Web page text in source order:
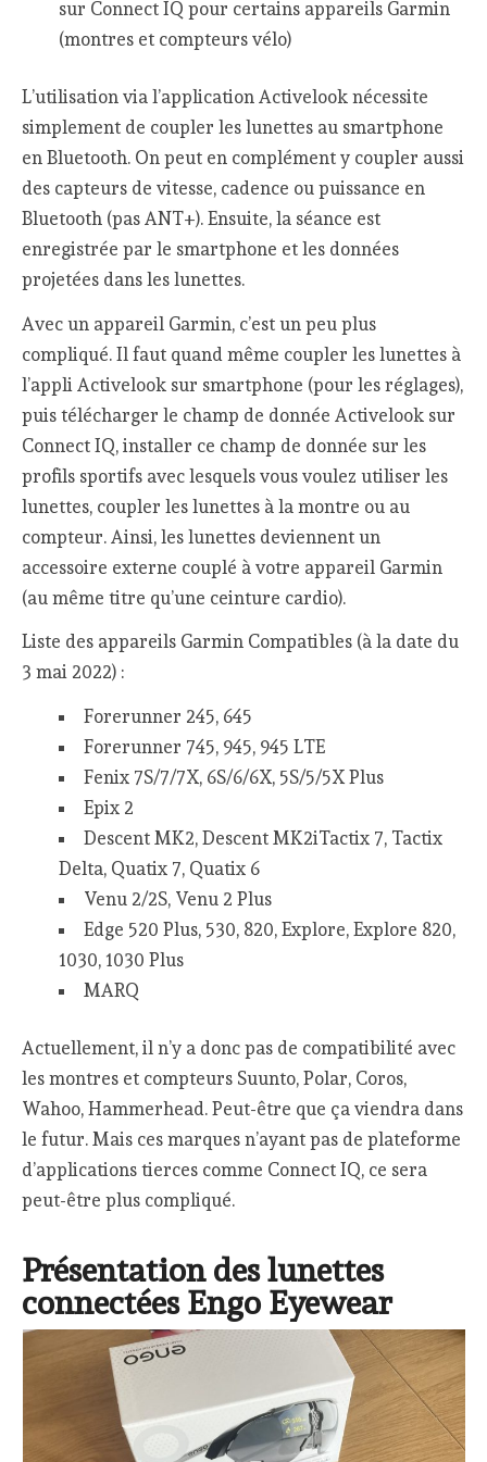
sur Connect IQ pour certains appareils Garmin
(montres et compteurs vélo)
L’utilisation via l’application Activelook nécessite
simplement de coupler les lunettes au smartphone
en Bluetooth. On peut en complément y coupler aussi
des capteurs de vitesse, cadence ou puissance en
Bluetooth (pas ANT+). Ensuite, la séance est
enregistrée par le smartphone et les données
projetées dans les lunettes.
Avec un appareil Garmin, c’est un peu plus
compliqué. Il faut quand même coupler les lunettes à
l’appli Activelook sur smartphone (pour les réglages),
puis télécharger le champ de donnée Activelook sur
Connect IQ, installer ce champ de donnée sur les
profils sportifs avec lesquels vous voulez utiliser les
lunettes, coupler les lunettes à la montre ou au
compteur. Ainsi, les lunettes deviennent un
accessoire externe couplé à votre appareil Garmin
(au même titre qu’une ceinture cardio).
Liste des appareils Garmin Compatibles (à la date du
3 mai 2022) :
Forerunner 245, 645
Forerunner 745, 945, 945 LTE
Fenix 7S/7/7X, 6S/6/6X, 5S/5/5X Plus
Epix 2
Descent MK2, Descent MK2iTactix 7, Tactix
Delta, Quatix 7, Quatix 6
Venu 2/2S, Venu 2 Plus
Edge 520 Plus, 530, 820, Explore, Explore 820,
1030, 1030 Plus
MARQ
Actuellement, il n’y a donc pas de compatibilité avec
les montres et compteurs Suunto, Polar, Coros,
Wahoo, Hammerhead. Peut-être que ça viendra dans
le futur. Mais ces marques n’ayant pas de plateforme
d’applications tierces comme Connect IQ, ce sera
peut-être plus compliqué.
Présentation des lunettes
connectées Engo Eyewear